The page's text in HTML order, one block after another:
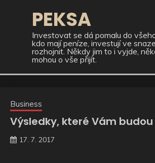
PEKSA
Investovat se dá pomalu do
kdo mají peníze, investují ve
rozhojnit. Někdy jim to i vyjde,
mohou o vše přijít.
Business
Výsledky, které Vám
17. 7. 2017